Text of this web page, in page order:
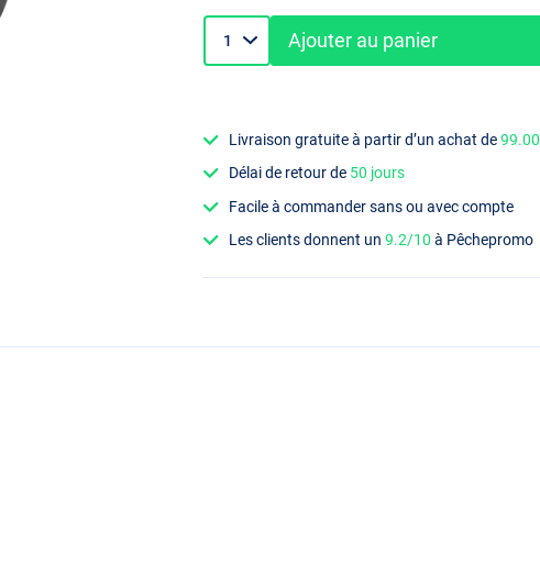
Ajouter au panier
Livraison gratuite à partir d’un achat de99.00
Délai de retour de 50 jours
Facile à commander sans ou avec compte
Les clients donnent un9.2/10 à Pêchepromo